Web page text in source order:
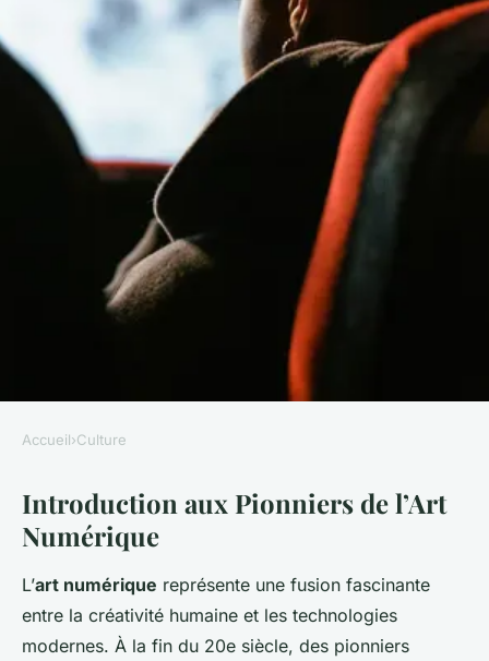
Top Influences dans l'Art
Numérique : Les Pionniers
Contemporains
Raphaël 22 avril 2025 5 min de lecture
Accueil›Culture
Introduction aux Pionniers de l’Art
Numérique
L’art numérique représente une fusion fascinante
entre la créativité humaine et les technologies
modernes. À la fin du 20e siècle, des pionniers